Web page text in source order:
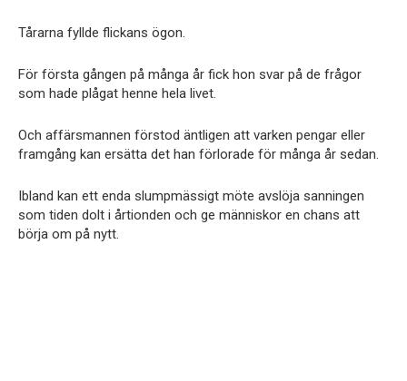
Tårarna fyllde flickans ögon.
För första gången på många år fick hon svar på de frågor
som hade plågat henne hela livet.
Och affärsmannen förstod äntligen att varken pengar eller
framgång kan ersätta det han förlorade för många år sedan.
Ibland kan ett enda slumpmässigt möte avslöja sanningen
som tiden dolt i årtionden och ge människor en chans att
börja om på nytt.